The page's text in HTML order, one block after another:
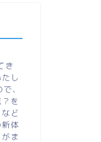
き
し
、
を
ど
体
ま